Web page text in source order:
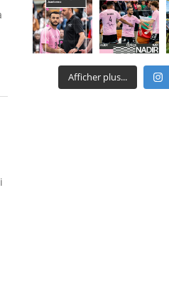
Afficher plus...